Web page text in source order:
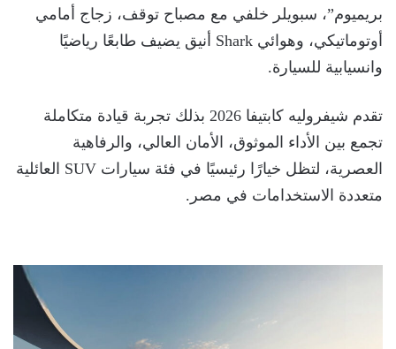
بريميوم”، سبويلر خلفي مع مصباح توقف، زجاج أمامي
أوتوماتيكي، وهوائي Shark أنيق يضيف طابعًا رياضيًا
وانسيابية للسيارة.
تقدم شيفروليه كابتيفا 2026 بذلك تجربة قيادة متكاملة
تجمع بين الأداء الموثوق، الأمان العالي، والرفاهية
العصرية، لتظل خيارًا رئيسيًا في فئة سيارات SUV العائلية
متعددة الاستخدامات في مصر.